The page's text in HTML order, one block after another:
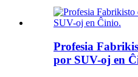
Profesia
por SUV-oj en